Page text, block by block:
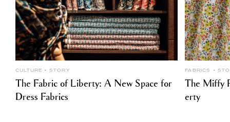
CULTURE STORY
The Fabric of Liberty: A New Space for
Dress Fabrics
FABRICS
The Miffy
erty